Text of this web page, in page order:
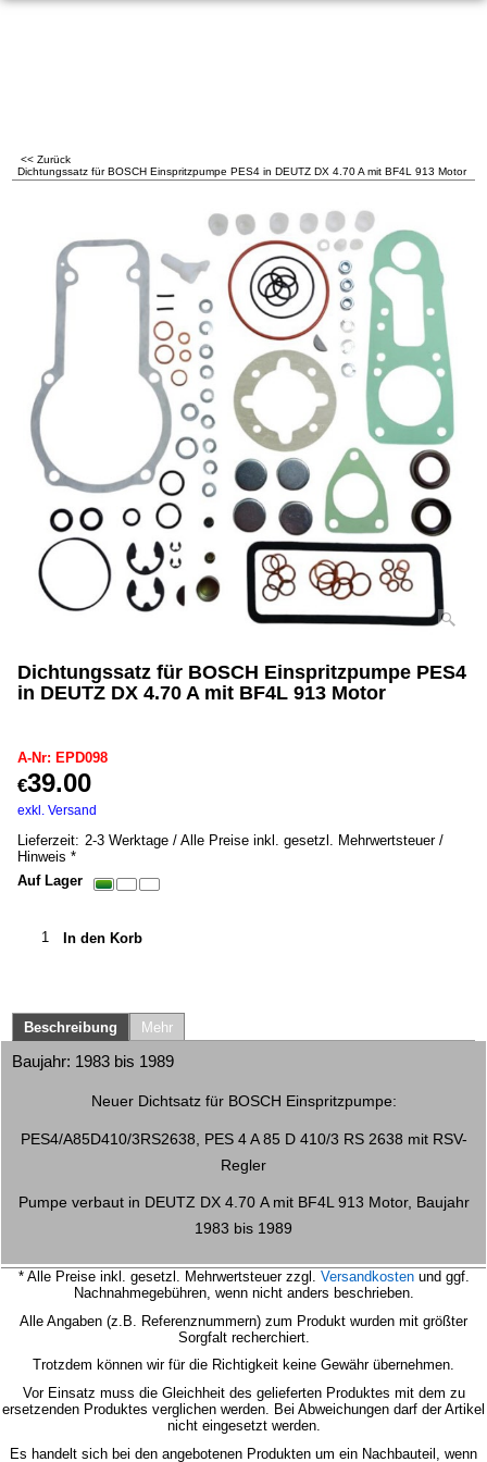
<< Zurück
Dichtungssatz für BOSCH Einspritzpumpe PES4 in DEUTZ DX 4.70 A mit BF4L 913 Motor
Dichtungssatz für BOSCH Einspritzpumpe PES4
in DEUTZ DX 4.70 A mit BF4L 913 Motor
A-Nr: EPD098
€39.00
exkl. Versand
Lieferzeit: 2-3 Werktage / Alle Preise inkl. gesetzl. Mehrwertsteuer /
Hinweis *
Auf Lager
In den Korb
Beschreibung Mehr
Baujahr: 1983 bis 1989
Neuer Dichtsatz für BOSCH Einspritzpumpe:
PES4/A85D410/3RS2638, PES 4 A 85 D 410/3 RS 2638 mit RSV-
Regler
Pumpe verbaut in DEUTZ DX 4.70 A mit BF4L 913 Motor, Baujahr
1983 bis 1989
* Alle Preise inkl. gesetzl. Mehrwertsteuer zzgl. Versandkostenund ggf.
Nachnahmegebühren, wenn nicht anders beschrieben.
Alle Angaben (z.B. Referenznummern) zum Produkt wurden mit größter
Sorgfalt recherchiert.
Trotzdem können wir für die Richtigkeit keine Gewähr übernehmen.
Vor Einsatz muss die Gleichheit des gelieferten Produktes mit dem zu
ersetzenden Produktes verglichen werden.
Bei Abweichungen darf der Artikel
nicht eingesetzt werden.
Es handelt sich bei den angebotenen Produkten um ein Nachbauteil, wenn